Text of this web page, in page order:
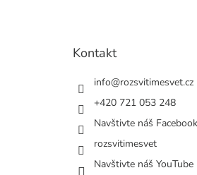
Kontakt
info@rozsvitimesvet.cz
+420 721 053 248
Navštivte náš Facebook
rozsvitimesvet
Navštivte náš YouTube